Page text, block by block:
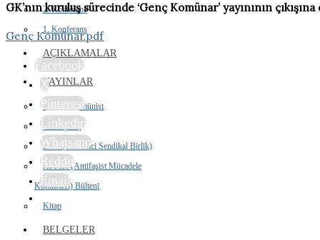
2. Konferans
1. Konferans
AÇIKLAMALAR
YAYINLAR
İhtilalci Komünist
Orak Çekiç
DSB (Devrimci Sendikal Birlik)
AFMK (Antifaşist Mücadele
Komiteleri) Bülteni
Kitap
BELGELER
GK’nın kuruluş sürecinde ‘Genç Komünar’ yayınının çıkışına
Genç Komünar.pdf
Facebook
X
Pinterest
Linkedin
Whatsapp
Reddit
Email